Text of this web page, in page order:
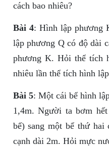
cách bao nhiêu?
Bài 4: Hình lập phương
lập phương Q có độ dài
phương K. Hỏi thể tích
nhiêu lần thể tích hình
Bài 5: Một cái bể hình
1,4m. Người ta bơm
bể) sang một bể thứ
cạnh dài 2m. Hỏi mực